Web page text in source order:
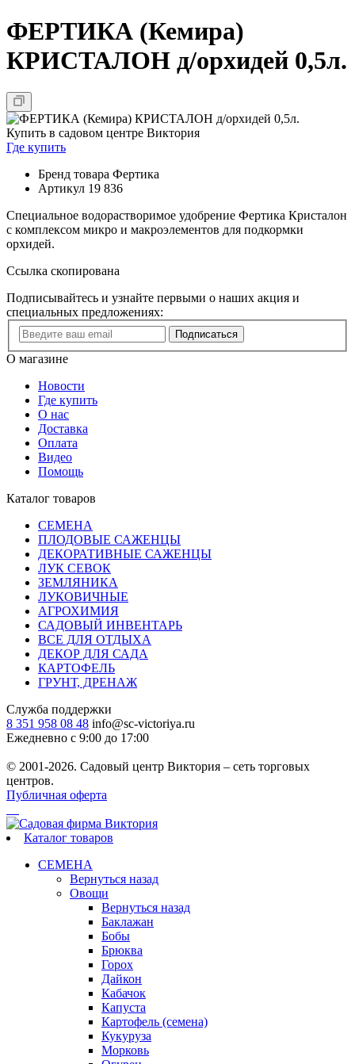
ФЕРТИКА (Кемира)
КРИСТАЛОН д/орхидей 0,5л.
Купить в садовом центре Виктория
Где купить
Бренд товара Фертика
Артикул 19 836
Специальное водорастворимое удобрение Фертика Кристалон
с комплексом микро и макроэлементов для подкормки
орхидей.
Ссылка скопирована
Подписывайтесь и узнайте первыми о наших акция и
специальных предложениях:
Подписаться
О магазине
Новости
Где купить
О нас
Доставка
Оплата
Видео
Помощь
Каталог товаров
СЕМЕНА
ПЛОДОВЫЕ САЖЕНЦЫ
ДЕКОРАТИВНЫЕ САЖЕНЦЫ
ЛУК СЕВОК
ЗЕМЛЯНИКА
ЛУКОВИЧНЫЕ
АГРОХИМИЯ
САДОВЫЙ ИНВЕНТАРЬ
ВСЕ ДЛЯ ОТДЫХА
ДЕКОР ДЛЯ САДА
КАРТОФЕЛЬ
ГРУНТ, ДРЕНАЖ
Служба поддержки
8 351 958 08 48 info@sc-victoriya.ru
Ежедневно с 9:00 до 17:00
© 2001-2026. Садовый центр Виктория – сеть торговых
центров.
Публичная оферта
Каталог товаров
СЕМЕНА
Вернуться назад
Овощи
Вернуться назад
Баклажан
Бобы
Брюква
Горох
Дайкон
Кабачок
Капуста
Картофель (семена)
Кукуруза
Морковь